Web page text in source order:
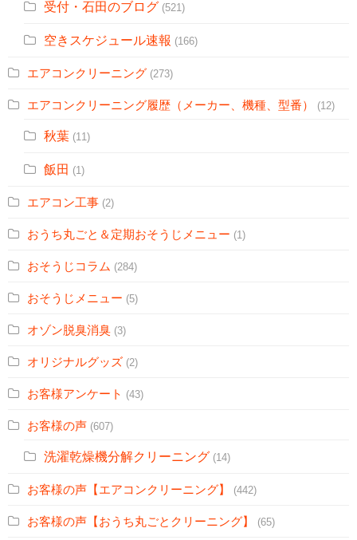
受付・石田のブログ (521)
空きスケジュール速報 (166)
エアコンクリーニング (273)
エアコンクリーニング履歴（メーカー、機種、型番） (12)
秋葉 (11)
飯田 (1)
エアコン工事 (2)
おうち丸ごと＆定期おそうじメニュー (1)
おそうじコラム (284)
おそうじメニュー (5)
オゾン脱臭消臭 (3)
オリジナルグッズ (2)
お客様アンケート (43)
お客様の声 (607)
洗濯乾燥機分解クリーニング (14)
お客様の声【エアコンクリーニング】 (442)
お客様の声【おうち丸ごとクリーニング】 (65)